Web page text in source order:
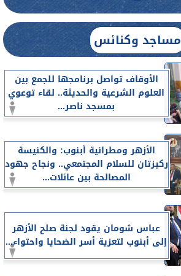
مساجد وكنائس
الأوقاف تواصل برنامجها للجمع بين
العلوم الشرعية والحديثة.. لقاء توعوي
بمسجد ناصر...
الأزهر ومطرانية أبنوب: والكنيسة
ركيزتان للسلام المجتمعي.. ونجاح جهود
المصالحة بين عائلات...
عباس شومان يقود لجنة صلح الأزهر
إلى أبنوب لتعزية أسر الضحايا واحتواء...